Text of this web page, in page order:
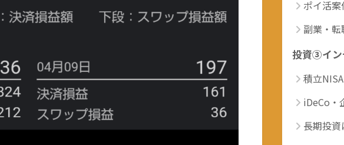
ポイ活案
副業・転
投資③イン
積立NISA
iDeCo・
長期投